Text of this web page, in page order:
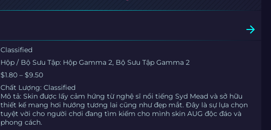
Classified
Hộp / Bộ Sưu Tập: Hộp Gamma 2, Bộ Sưu Tập Gamma 2
$1.80 – $9.50
Chất Lượng: Classified
Mô tả: Skin được lấy cảm hứng từ nghệ sĩ nổi tiếng Syd Mead và sở hữu
thiết kế mang hơi hướng tương lai cũng như đẹp mắt. Đây là sự lựa chọn
tuyệt vời cho người chơi đang tìm kiếm cho mình skin AUG độc đáo và
phong cách.